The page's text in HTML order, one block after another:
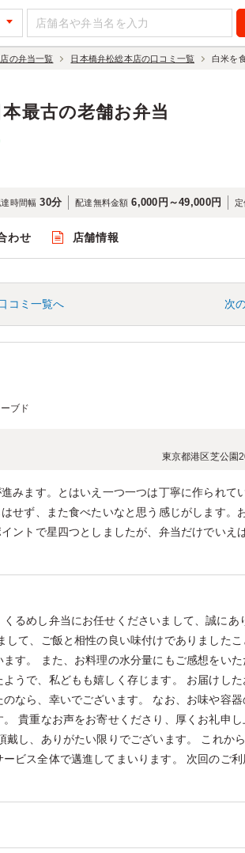
の弁当一覧 日本橋弁松総本店の口コミ一覧 白米を
最古の老舗お弁当
時間幅 30分 配達無料金額 6,000円～49,000円 定
わせ 店舗情報
コミ一覧へ 次
ブド
東京都港区芝公園
みます。とはいえ一つ一つは丁寧に作られて
せず、また食べたいなと思う感じがします。
ントで星四つとしましたが、弁当だけでいえ
るめし弁当にお任せくださいまして、誠にあ
て、ご飯と相性の良い味付けでありましたこ
す。 また、お料理の水分量にもご感想をいた
うで、私どもも嬉しく存じます。 お届けした
なら、幸いでございます。 なお、お味や容器
貴重なお声をお寄せくださり、厚くお礼申し
し、ありがたい限りでございます。 これか
ビス全体で邁進してまいります。 次回のご利